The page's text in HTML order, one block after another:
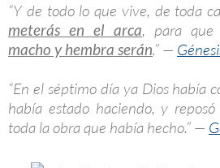
“Y de todo lo que vive, de toda
meterás en el arca, para que
macho y hembra serán.” —
“En el séptimo día ya Dios había
había estado haciendo, y
toda la obra que había hecho.” —